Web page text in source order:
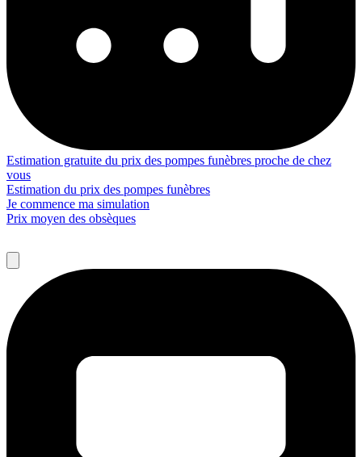
Estimation gratuite du prix des pompes funèbres proche de chez
vous
Estimation du prix des pompes funèbres
Je commence ma simulation
Prix moyen des obsèques